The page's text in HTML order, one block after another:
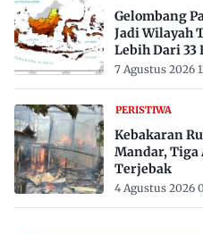
Gelombang
Jadi Wilayah
Lebih Dari 33
7 Agustus 2026
PERISTIWA
Kebakaran
Mandar, Tiga
Terjebak
4 Agustus 2026